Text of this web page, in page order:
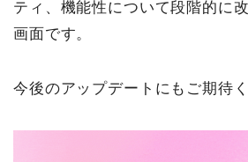
ティ、機能性について段階的に
画面です。
今後のアップデートにもご期待く